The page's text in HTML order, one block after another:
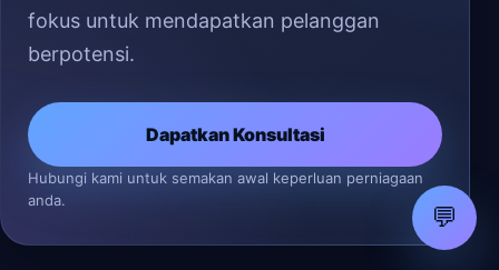
fokus untuk mendapatkan pelanggan
berpotensi.
Dapatkan Konsultasi
Hubungi kami untuk semakan awal keperluan perniagaan
anda.
💬